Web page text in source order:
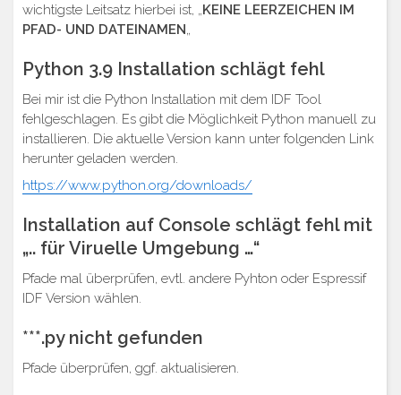
wichtigste Leitsatz hierbei ist, „KEINE LEERZEICHEN IM
PFAD- UND DATEINAMEN„
Python 3.9 Installation schlägt fehl
Bei mir ist die Python Installation mit dem IDF Tool
fehlgeschlagen. Es gibt die Möglichkeit Python manuell zu
installieren. Die aktuelle Version kann unter folgenden Link
herunter geladen werden.
https://www.python.org/downloads/
Installation auf Console schlägt fehl mit
„.. für Viruelle Umgebung …“
Pfade mal überprüfen, evtl. andere Pyhton oder Espressif
IDF Version wählen.
***.py nicht gefunden
Pfade überprüfen, ggf. aktualisieren.